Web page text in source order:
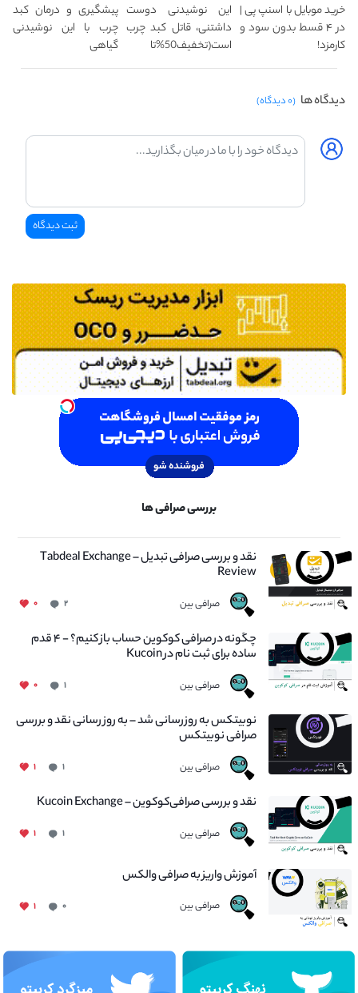
خرید موبایل با اسنپ پی |
در ۴ قسط بدون سود و
کارمزد!
این نوشیدنی دوست
داشتنی، قاتل کبد چرب
است(تخفیف50%تا
امشب)
پیشگیری و درمان کبد
چرب با این نوشیدنی
گیاهی
دیدگاه ها (۰ دیدگاه)
بررسی صرافی ها
نقد و بررسی صرافی تبدیل – Tabdeal Exchange
Review
صرافی بین ۲ ۰
چگونه در صرافی کوکوین حساب باز کنیم؟ - ۴ قدم
ساده برای ثبت نام در Kucoin
صرافی بین ۱ ۰
نوبیتکس به روزرسانی شد – به روز رسانی نقد و بررسی
صرافی نوبیتکس
صرافی بین ۱ ۱
نقد و بررسی صرافی‌کوکوین – Kucoin Exchange
صرافی بین ۱ ۱
آموزش واریز به صرافی والکس
صرافی بین ۰ ۱